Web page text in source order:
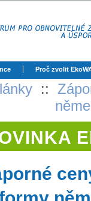
Proč zvolit
::